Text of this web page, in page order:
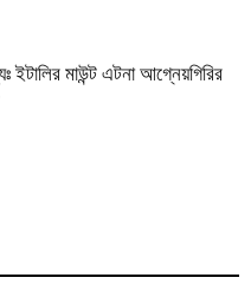
ইটালির মাউন্ট এটনা আগ্নেয়গিরির